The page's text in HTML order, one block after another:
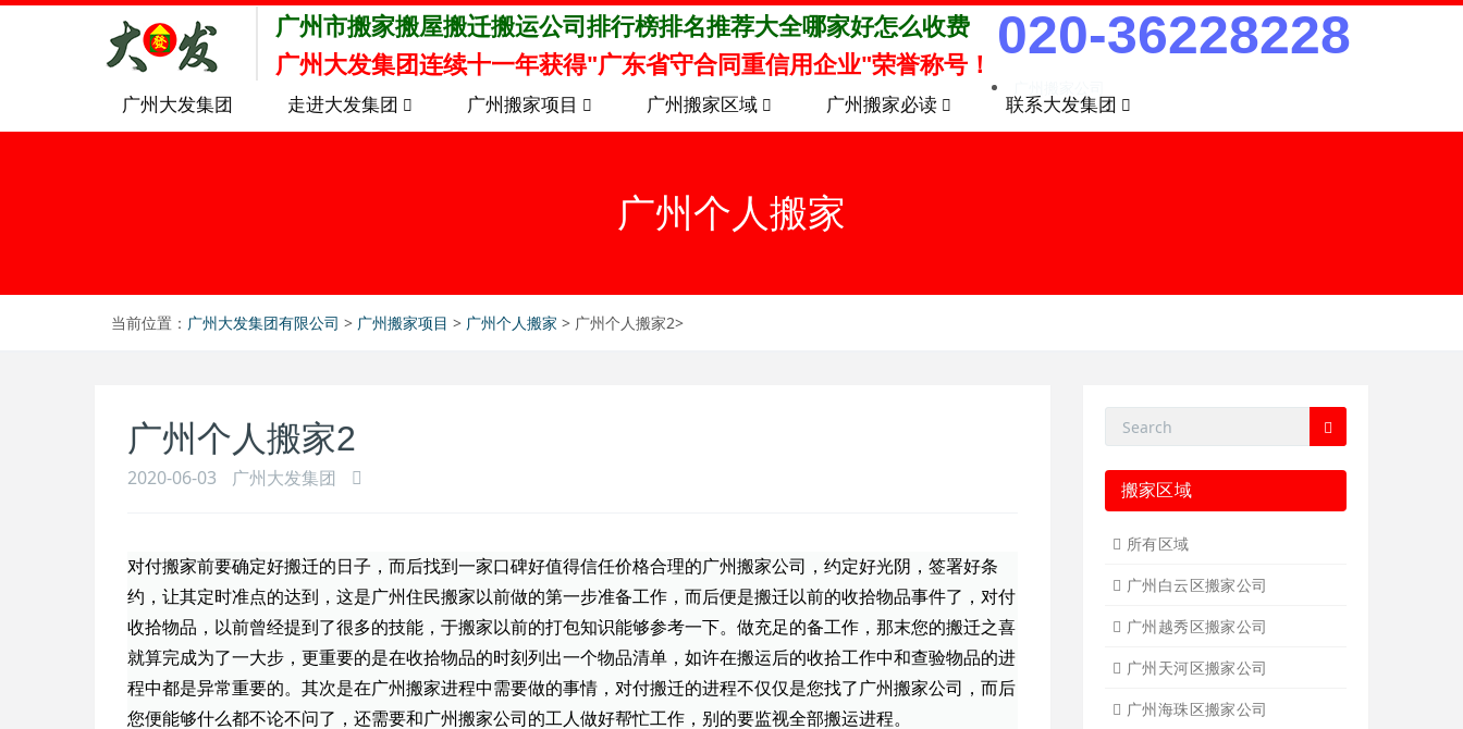
广州市搬家搬屋搬迁搬运公司排行榜排名推荐大全哪家好怎么收费
广州大发集团连续十一年获得"广东省守合同重信用企业"荣誉称号！ 020-36228228
广州大发集团 走进大发集团 广州搬家项目 广州搬家区域 广州搬家必读 联系大发集团
广州个人搬家
当前位置： 广州大发集团有限公司 > 广州搬家项目 > 广州个人搬家 > 广州个人搬家2>
广州个人搬家2
2020-06-03 广州大发集团
对付搬家前要确定好搬迁的日子，而后找到一家口碑好值得信任价格合理的广州搬家公司，约定好光阴，签署好条
约，让其定时准点的达到，这是广州住民搬家以前做的第一步准备工作，而后便是搬迁以前的收拾物品事件了，对付
收拾物品，以前曾经提到了很多的技能，于搬家以前的打包知识能够参考一下。做充足的备工作，那末您的搬迁之喜
就算完成为了一大步，更重要的是在收拾物品的时刻列出一个物品清单，如许在搬运后的收拾工作中和查验物品的进
程中都是异常重要的。其次是在广州搬家进程中需要做的事情，对付搬迁的进程不仅仅是您找了广州搬家公司，而后
您便能够什么都不论不问了，还需要和广州搬家公司的工人做好帮忙工作，别的要监视全部搬运进程。
搬家区域
所有区域
广州白云区搬家公司
广州越秀区搬家公司
广州天河区搬家公司
广州海珠区搬家公司